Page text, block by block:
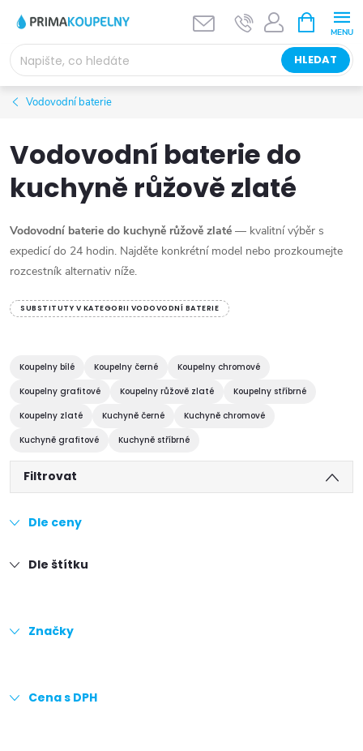
obsah
HLEDAT
NÁKUPNÍ
KOŠÍK
Vodovodní baterie
Vodovodní baterie do
kuchyně růžově zlaté
Vodovodní baterie do kuchyně růžově zlaté — kvalitní výběr s
expedicí do 24 hodin. Najděte konkrétní model nebo prozkoumejte
rozcestník alternativ níže.
SUBSTITUTY V KATEGORII VODOVODNÍ BATERIE
Koupelny bílé Koupelny černé
Koupelny chromové
Koupelny grafitové
Koupelny růžově zlaté
Koupelny stříbrné
Koupelny zlaté
Kuchyně černé
Kuchyně chromové
Kuchyně grafitové
Kuchyně stříbrné
Filtrovat
Dle ceny
Dle štítku
Značky
Cena s DPH